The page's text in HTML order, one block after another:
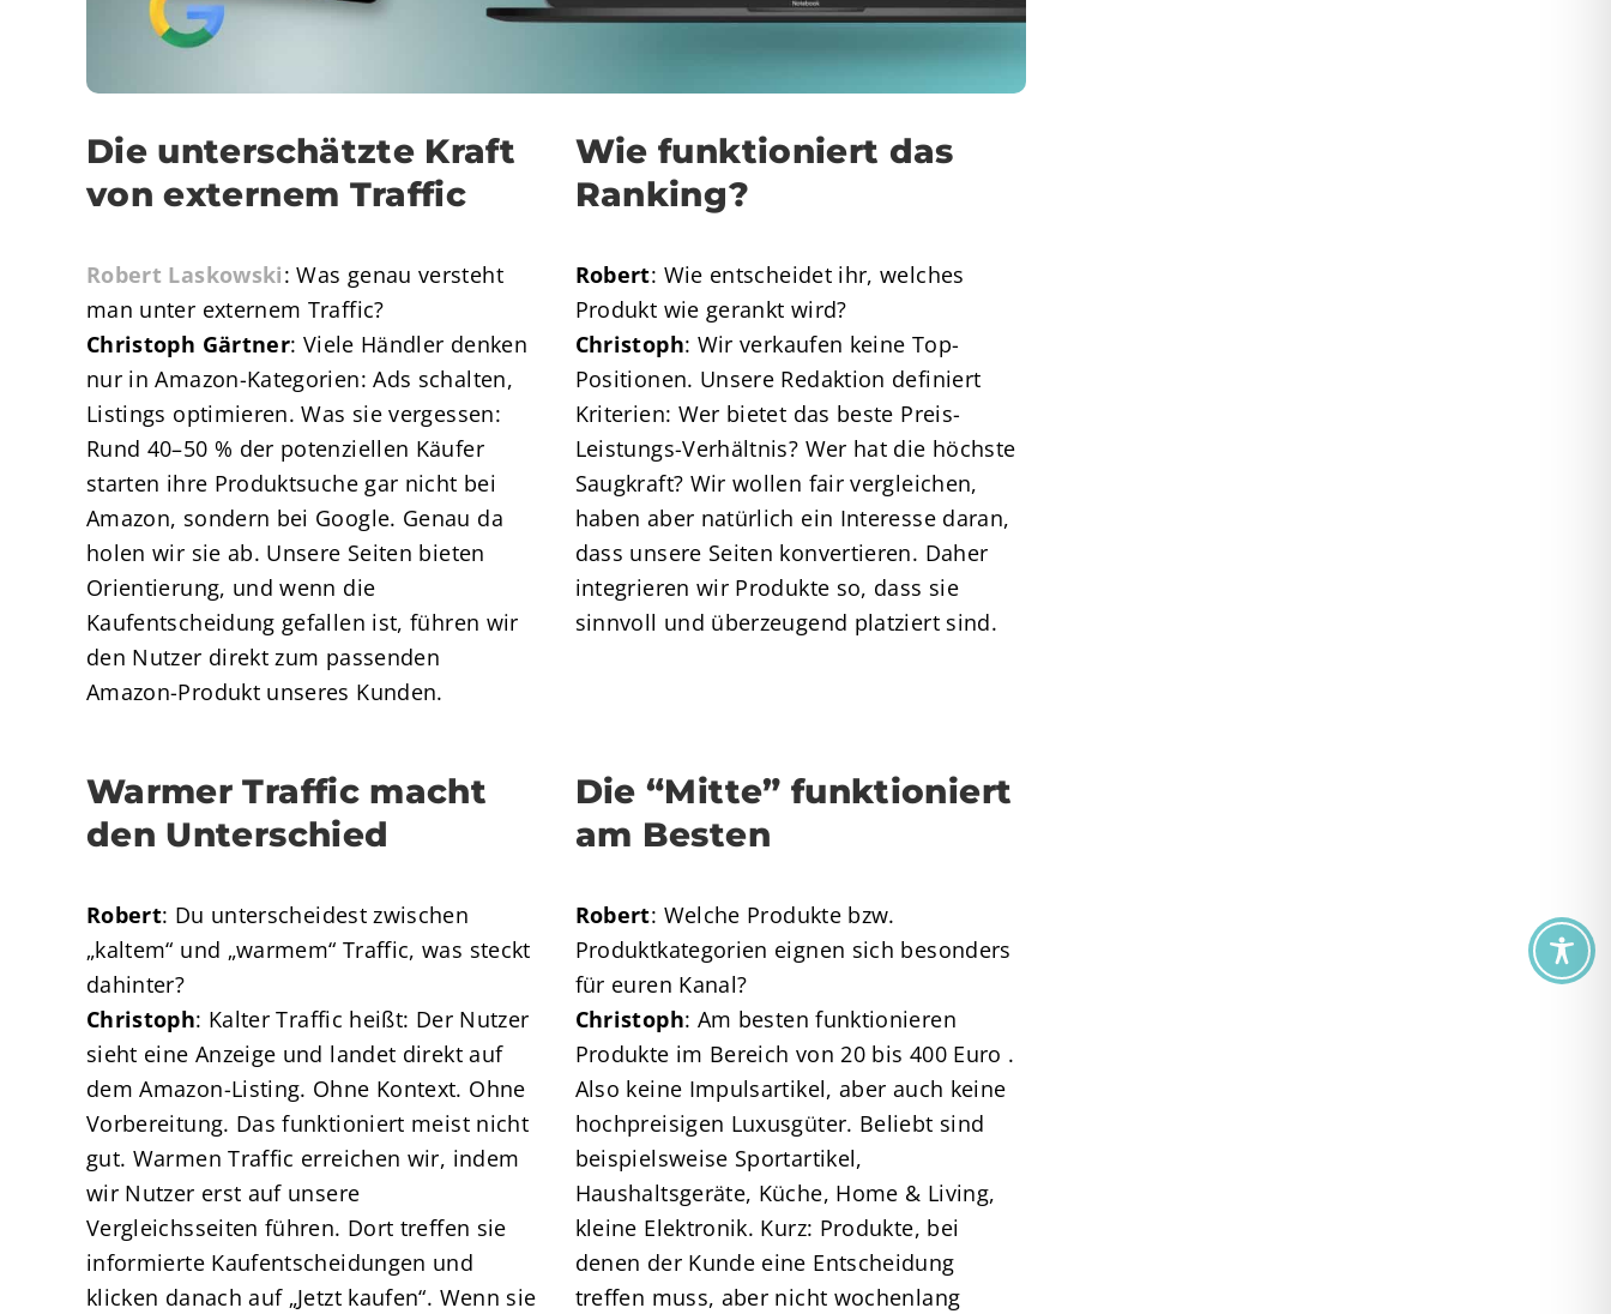
Die unterschätzte Kraft
von externem Traffic
Robert Laskowski: Was genau versteht
man unter externem Traffic?
Christoph Gärtner: Viele Händler denken
nur in Amazon-Kategorien: Ads schalten,
Listings optimieren. Was sie vergessen:
Rund 40–50 % der potenziellen Käufer
starten ihre Produktsuche gar nicht bei
Amazon, sondern bei Google. Genau da
holen wir sie ab. Unsere Seiten bieten
Orientierung, und wenn die
Kaufentscheidung gefallen ist, führen wir
den Nutzer direkt zum passenden
Amazon-Produkt unseres Kunden.
Wie funktioniert das
Ranking?
Robert: Wie entscheidet ihr, welches
Produkt wie gerankt wird?
Christoph: Wir verkaufen keine Top-
Positionen. Unsere Redaktion definiert
Kriterien: Wer bietet das beste Preis-
Leistungs-Verhältnis? Wer hat die höchste
Saugkraft? Wir wollen fair vergleichen,
haben aber natürlich ein Interesse daran,
dass unsere Seiten konvertieren. Daher
integrieren wir Produkte so, dass sie
sinnvoll und überzeugend platziert sind.
Warmer Traffic macht
den Unterschied
Robert: Du unterscheidest zwischen
„kaltem“ und „warmem“ Traffic, was steckt
dahinter?
Christoph: Kalter Traffic heißt: Der Nutzer
sieht eine Anzeige und landet direkt auf
dem Amazon-Listing. Ohne Kontext. Ohne
Vorbereitung. Das funktioniert meist nicht
gut. Warmen Traffic erreichen wir, indem
wir Nutzer erst auf unsere
Vergleichsseiten führen. Dort treffen sie
informierte Kaufentscheidungen und
klicken danach auf „Jetzt kaufen“. Wenn sie
Die “Mitte” funktioniert
am Besten
Robert: Welche Produkte bzw.
Produktkategorien eignen sich besonders
für euren Kanal?
Christoph: Am besten funktionieren
Produkte im Bereich von 20 bis 400 Euro .
Also keine Impulsartikel, aber auch keine
hochpreisigen Luxusgüter. Beliebt sind
beispielsweise Sportartikel,
Haushaltsgeräte, Küche, Home & Living,
kleine Elektronik. Kurz: Produkte, bei
denen der Kunde eine Entscheidung
treffen muss, aber nicht wochenlang